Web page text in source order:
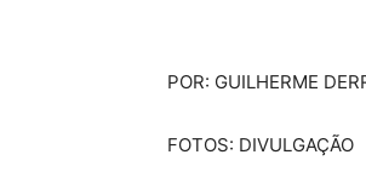
POR: GUILHERME
FOTOS: DIVULGAÇÃO